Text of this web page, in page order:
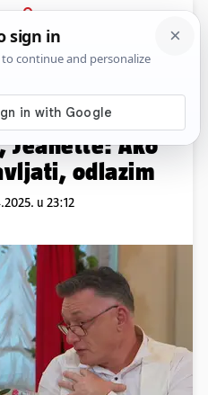
PRIJAVA
Komentari
u Brak na prvu
Jeanette: Ako
odlazim
u 23:12